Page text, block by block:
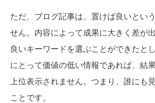
ただ、ブログ記事は、置けば良いとい
せん。内容によって成果に大きく差が
良いキーワードを選ぶことができたと
にとって価値の低い情報であれば、結
上位表示されません。つまり、誰にも
ことです。